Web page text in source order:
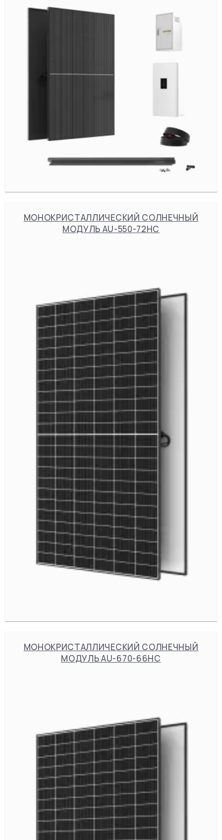
МОНОКРИСТАЛЛИЧЕСКИЙ СОЛНЕЧНЫЙ
МОДУЛЬ AU-550-72HC
МОНОКРИСТАЛЛИЧЕСКИЙ СОЛНЕЧНЫЙ
МОДУЛЬ AU-670-66HC